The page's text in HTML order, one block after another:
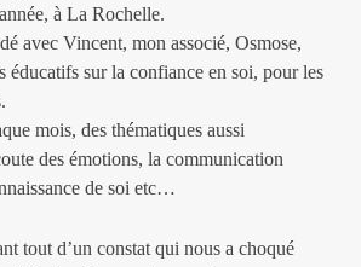
à La Rochelle.
avec Vincent, mon associé, Osmose,
éducatifs sur la confiance en soi, pour les
mois, des thématiques aussi
des émotions, la communication
de soi etc…
tout d’un constat qui nous a choqué